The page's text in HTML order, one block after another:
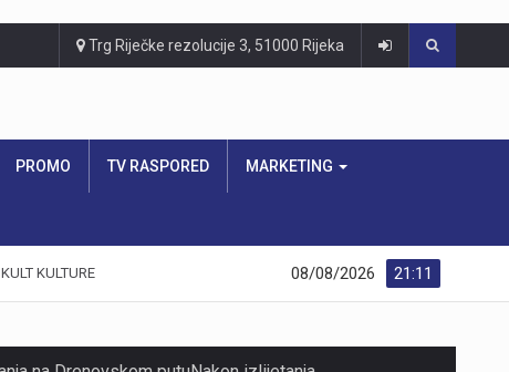
Trg Riječke rezolucije 3, 51000 Rijeka
PROMO TV RASPORED MARKETING
KULT KULTURE 21:11
08/08/2026